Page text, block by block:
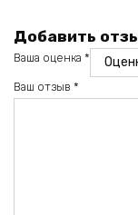
Добавить
Ваша оценка *
Ваш отзыв *